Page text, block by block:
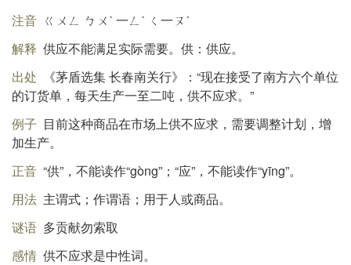
注音 ㄍㄨㄥ ㄅㄨˋ 一ㄥˋ ㄑ一ㄡˊ
解释 供应不能满足实际需要。供：供应。
出处
《茅盾选集 长春南关行》：“现在接受了南方六个单位
的订货单，每天生产一至二吨，供不应求。”
例子 目前这种商品在市场上供不应求，需要调整计划，增
加生产。
正音 “供”，不能读作“gòng”；“应”，不能读作“yīng”。
用法 主谓式；作谓语；用于人或商品。
谜语 多贡献勿索取
感情 供不应求是中性词。